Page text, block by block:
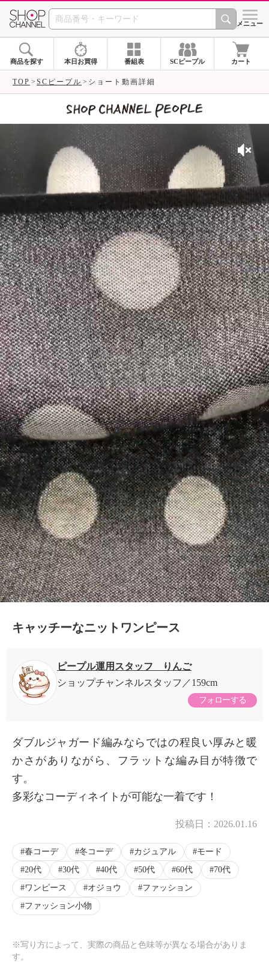
SHOP CHANNEL シメニュー
商品を探す 本日お買得 番組表 SCピープル カート
TOP SCピープル ショート動画詳細
キャッチーなニットワンピース
ピープル運用スタッフ りんご
ショップチャンネルスタッフ
159cm
フォローする
ダブルジャガード編みならではの程良い厚みと暖
かさがありながら、フラットな編み目が特徴で
す。
多彩なコーディネイトが可能な一着です！
投稿日： 2026.01.16
春コーデ 冬コーデ カジュアル
モード
20代
30代 40代 50代 60代
70代
ワンピース
オジョウ
ファッション
ファッション小物
※写り方によって、実際の商品と色味等が異なる場合がありま
す。